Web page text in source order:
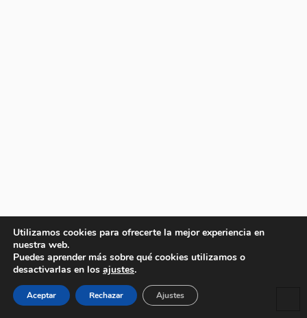
Utilizamos cookies para ofrecerte la mejor experiencia en
nuestra web.
Puedes aprender más sobre qué cookies utilizamos o
desactivarlas en los ajustes.
Aceptar Rechazar Ajustes